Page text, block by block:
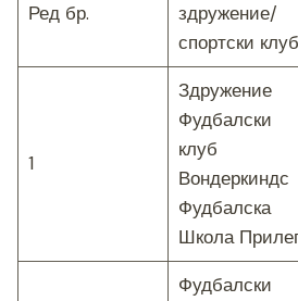
Ред бр.
здружение/
спортски клуб
1
Здружение
Фудбалски
клуб
Вондеркиндс
Фудбалска
Школа
Фудбалски